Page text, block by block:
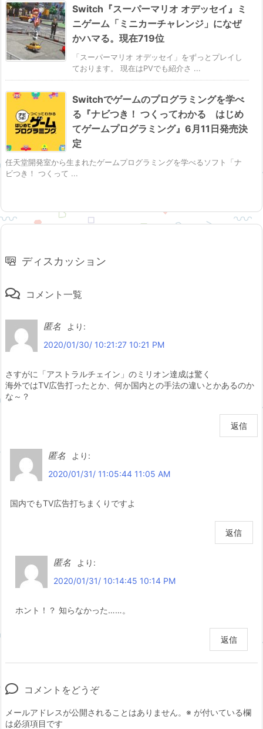
Switch『スーパーマリオ オデッセイ』ミ
ニゲーム「ミニカーチャレンジ」になぜ
かハマる。現在719位
「スーパーマリオ オデッセイ」をずっとプレイし
ております。 現在はPVでも紹介さ ...
Switchでゲームのプログラミングを学べ
る『ナビつき！ つくってわかる はじめ
てゲームプログラミング』6月11日発売決
定
任天堂開発室から生まれたゲームプログラミングを学べるソフト「ナ
ビつき！ つくって ...
ディスカッション
コメント一覧
匿名
より:
2020/01/30/ 10:21:27 10:21 PM
さすがに「アストラルチェイン」のミリオン達成は驚く
海外ではTV広告打ったとか、何か国内との手法の違いとかあるのか
な～？
返信
匿名
より:
2020/01/31/ 11:05:44 11:05 AM
国内でもTV広告打ちまくりですよ
返信
匿名
より:
2020/01/31/ 10:14:45 10:14 PM
ホント！？ 知らなかった……。
返信
コメントをどうぞ
メールアドレスが公開されることはありません。 ※ が付いている欄
は必須項目です